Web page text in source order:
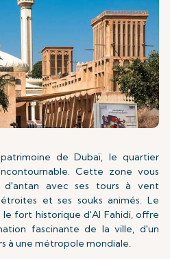
de Dubaï, le quartier
Cette zone vous
d'antan avec ses tours à vent
et ses souks animés. Le
le fort historique d'Al Fahidi, offre
fascinante de la ville, d'un
à une métropole mondiale.